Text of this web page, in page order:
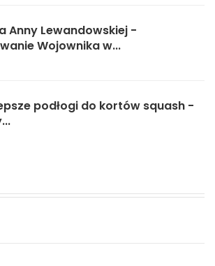
Anny Lewandowskiej -
Wojownika w...
podłogi do kortów squash -